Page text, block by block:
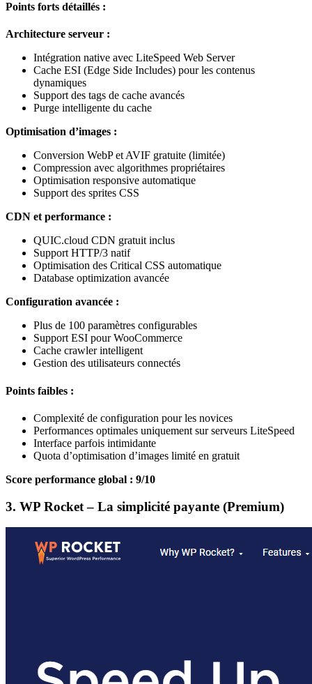
Points forts détaillés :
Architecture serveur :
Intégration native avec LiteSpeed Web Server
Cache ESI (Edge Side Includes) pour les contenus
dynamiques
Support des tags de cache avancés
Purge intelligente du cache
Optimisation d’images :
Conversion WebP et AVIF gratuite (limitée)
Compression avec algorithmes propriétaires
Optimisation responsive automatique
Support des sprites CSS
CDN et performance :
QUIC.cloud CDN gratuit inclus
Support HTTP/3 natif
Optimisation des Critical CSS automatique
Database optimization avancée
Configuration avancée :
Plus de 100 paramètres configurables
Support ESI pour WooCommerce
Cache crawler intelligent
Gestion des utilisateurs connectés
Points faibles :
Complexité de configuration pour les novices
Performances optimales uniquement sur serveurs LiteSpeed
Interface parfois intimidante
Quota d’optimisation d’images limité en gratuit
Score performance global : 9/10
3. WP Rocket – La simplicité payante (Premium)